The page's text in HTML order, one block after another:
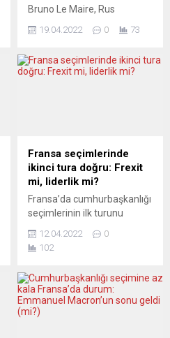
Bruno Le Maire, Rus
uygulanmasını istediklerini
Bruno Le Maire, Europe 1
radyosunda yaptığı
Emmanuel Macron ile her
zaman kömüre ve Rus
petrolüne ambargo
uygulanmasını istediğimizi
söyledik. Kömüre ambargo
uygulandı”...
19.04.2022 0 73
Fransa seçimlerinde
ikinci tura doğru: Frexit
mi, liderlik mi?
Fransa’da cumhurbaşkanlığı
seçimlerinin ilk turunu
beklendiği üzere Emmanuel
Macron ve Marine Le Pen
kazandı. Oyların yüzde 97’si
yüzde 27,6, aşırı sağcı rakibi
yüzde 23,4 oya ulaştı.
Böylece ikili, iki hafta sonra
12.04.2022
0
102